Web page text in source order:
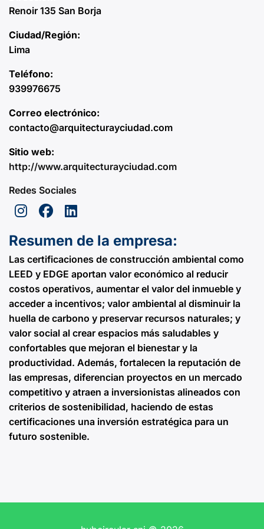
Renoir 135 San Borja
Ciudad/Región:
Lima
Teléfono:
939976675
Correo electrónico:
contacto@arquitecturayciudad.com
Sitio web:
http://www.arquitecturayciudad.com
Redes Sociales
Resumen de la empresa:
Las certificaciones de construcción ambiental como
LEED y EDGE aportan valor económico al reducir
costos operativos, aumentar el valor del inmueble y
acceder a incentivos; valor ambiental al disminuir la
huella de carbono y preservar recursos naturales; y
valor social al crear espacios más saludables y
confortables que mejoran el bienestar y la
productividad. Además, fortalecen la reputación de
las empresas, diferencian proyectos en un mercado
competitivo y atraen a inversionistas alineados con
criterios de sostenibilidad, haciendo de estas
certificaciones una inversión estratégica para un
futuro sostenible.